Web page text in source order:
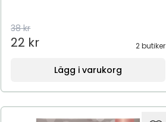
38 kr
22 kr 2 butiker
Lägg i varukorg